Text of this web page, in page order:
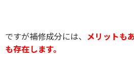
ですが補修成分には、 メリットも
も存在します。